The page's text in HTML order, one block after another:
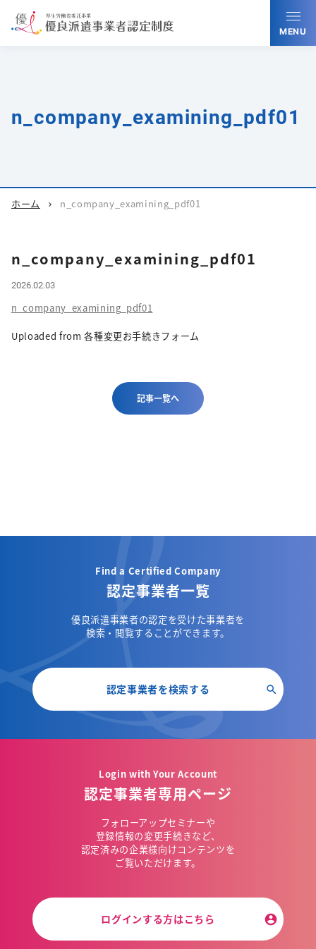
MENU
n_company_examining_pdf01
ホーム chevron_right n_company_examining_pdf01
n_company_examining_pdf01
2026.02.03
n_company_examining_pdf01
Uploaded from 各種変更お手続きフォーム
記事一覧へ
Find a Certified Company
認定事業者一覧
優良派遣事業者の認定を受けた事業者を
検索・閲覧することができます。
認定事業者を検索する
Login with Your Account
認定事業者専用ページ
フォローアップセミナーや
登録情報の変更手続きなど、
認定済みの企業様向けコンテンツを
ご覧いただけます。
ログインする方はこちら